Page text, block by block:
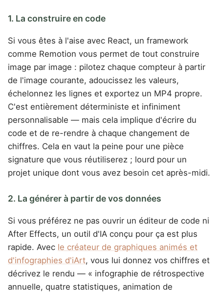
1. La construire en code
Si vous êtes à l'aise avec React, un framework
comme Remotion vous permet de tout construire
image par image : pilotez chaque compteur à partir
de l'image courante, adoucissez les valeurs,
échelonnez les lignes et exportez un MP4 propre.
C'est entièrement déterministe et infiniment
personnalisable — mais cela implique d'écrire du
code et de re-rendre à chaque changement de
chiffres. Cela en vaut la peine pour une pièce
signature que vous réutiliserez ; lourd pour un
projet unique dont vous avez besoin cet après-midi.
2. La générer à partir de vos données
Si vous préférez ne pas ouvrir un éditeur de code ni
After Effects, un outil d'IA conçu pour ça est plus
rapide. Avec le créateur de graphiques animés et
d'infographies d'iArt, vous lui donnez vos chiffres et
décrivez le rendu — « infographie de rétrospective
annuelle, quatre statistiques, animation de